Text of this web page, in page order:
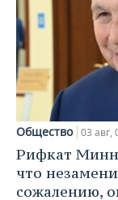
Общество 03 авг,
Рифкат
что
сожалению,